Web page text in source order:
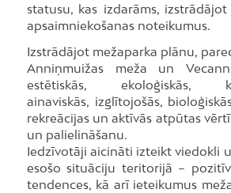
statusu, kas izdarāms,
apsaimniekošanas noteikumus.
Izstrādājot mežaparka plānu,
Anniņmuižas meža un
estētiskās, ekoloģiskās,
ainaviskās, izglītojošās,
rekreācijas un aktīvās atpūtas
un palielināšanu.
Iedzīvotāji aicināti izteikt viedokli
esošo situāciju teritorijā –
tendences, kā arī ieteikumus